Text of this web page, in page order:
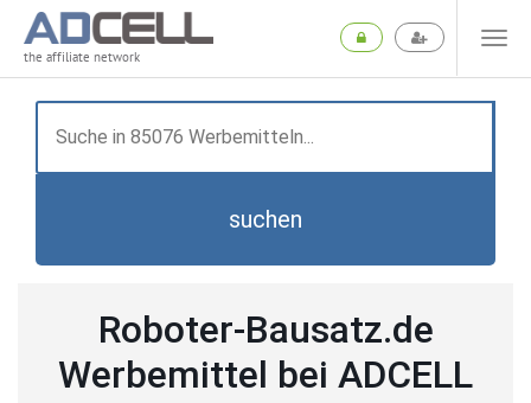
the affiliate network
suchen
Roboter-Bausatz.de
Werbemittel bei ADCELL